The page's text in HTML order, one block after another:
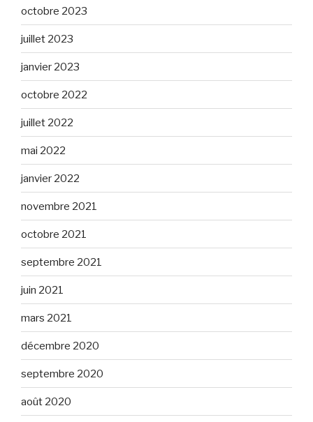
octobre 2023
juillet 2023
janvier 2023
octobre 2022
juillet 2022
mai 2022
janvier 2022
novembre 2021
octobre 2021
septembre 2021
juin 2021
mars 2021
décembre 2020
septembre 2020
août 2020